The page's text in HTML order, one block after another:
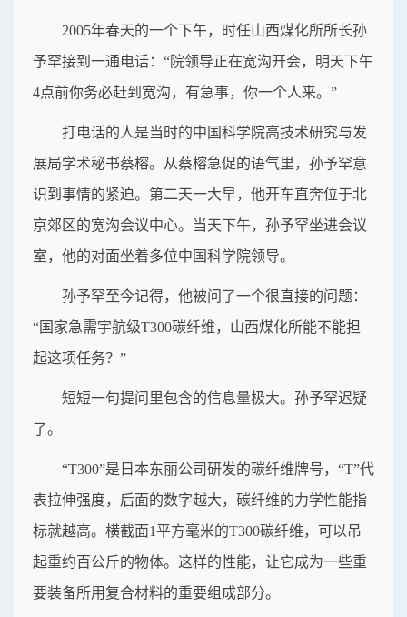
2005年春天的一个下午，时任山西煤化所所长孙
予罕接到一通电话：“院领导正在宽沟开会，明天下午
4点前你务必赶到宽沟，有急事，你一个人来。”
打电话的人是当时的中国科学院高技术研究与发
展局学术秘书蔡榕。从蔡榕急促的语气里，孙予罕意
识到事情的紧迫。第二天一大早，他开车直奔位于北
京郊区的宽沟会议中心。当天下午，孙予罕坐进会议
室，他的对面坐着多位中国科学院领导。
孙予罕至今记得，他被问了一个很直接的问题：
“国家急需宇航级T300碳纤维，山西煤化所能不能担
起这项任务？”
短短一句提问里包含的信息量极大。孙予罕迟疑
了。
“T300”是日本东丽公司研发的碳纤维牌号，“T”代
表拉伸强度，后面的数字越大，碳纤维的力学性能指
标就越高。横截面1平方毫米的T300碳纤维，可以吊
起重约百公斤的物体。这样的性能，让它成为一些重
要装备所用复合材料的重要组成部分。